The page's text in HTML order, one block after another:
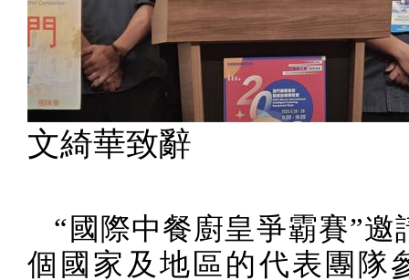
文綺華致辭
“國際中餐廚皇爭霸賽”邀
個國家及地區的代表團隊